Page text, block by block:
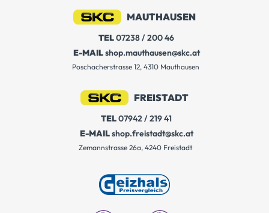
MAUTHAUSEN
TEL07238 / 200 46
E-MAILshop.mauthausen@skc.at
Poschacherstrasse 12, 4310 Mauthausen
FREISTADT
TEL07942 / 219 41
E-MAILshop.freistadt@skc.at
Zemannstrasse 26a, 4240 Freistadt